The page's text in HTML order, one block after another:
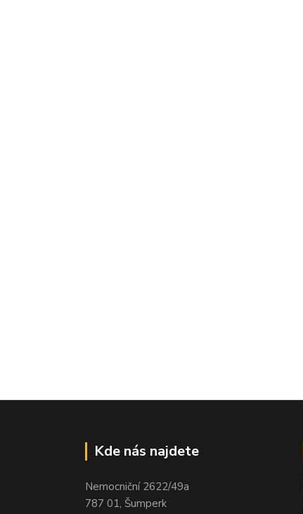
Kde nás najdete
Nemocniční 2622/49a
787 01, Šumperk